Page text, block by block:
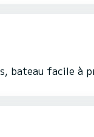
bateau facile à